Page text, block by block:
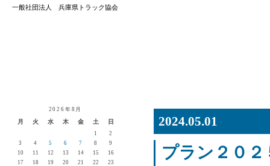
一般社団法人 兵庫県トラック協会
2026年8月
月 火 水 木 金 土 日
1
2
3
4 5 6 7 8
9
10
11 12 13 14 15
16
17
18 19 20 21 22
23
2024.05.01
プラン２０